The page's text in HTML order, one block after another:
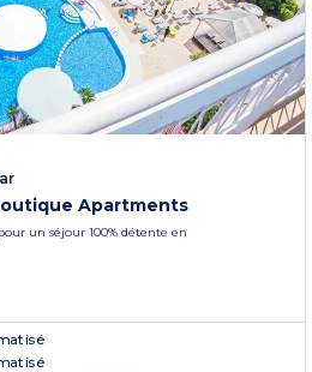
Apartments
un séjour 100% détente en